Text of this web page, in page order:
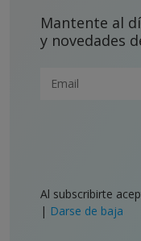
Mantente al
y novedades
Al subscribirte
| Darse de baja